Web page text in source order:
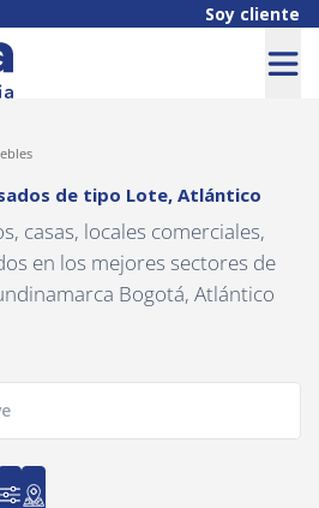
Soy cliente
de tipo Lote, Atlántico
casas, locales comerciales,
en los mejores sectores de
Bogotá, Atlántico
Usados de tipo Lote, Atlántico